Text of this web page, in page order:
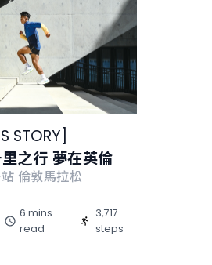
STORY
之行 夢在英倫
倫敦馬拉松
6 mins
read
3,717
steps